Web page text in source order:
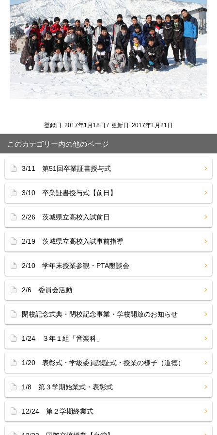
登録日: 2017年1月18日 / 更新日: 2017年1月21日
このカテゴリー内の他のページ
3/11 第51回卒業証書授与式
3/10 卒業証書授与式【前日】
2/26 茨城県立高校入試前日
2/19 茨城県立高校入試事前指導
2/10 学年末授業参観・PTA懇談会
2/6 委員会活動
閉校記念式典・閉校記念事業・学校開放のお知らせ
1/24 ３年１組「音楽科」
1/20 表彰式・学級委員認証式・授業の様子（道徳）
1/8 第３学期始業式・表彰式
12/24 第２学期終業式